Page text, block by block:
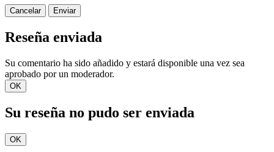
Cancelar Enviar
Reseña enviada
Su comentario ha sido añadido y estará disponible una vez sea
aprobado por un moderador.
OK
Su reseña no pudo ser enviada
OK